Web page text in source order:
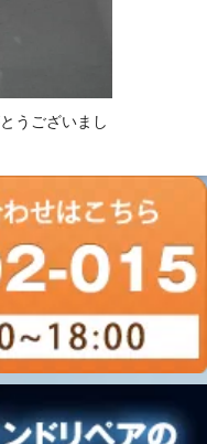
うございまし